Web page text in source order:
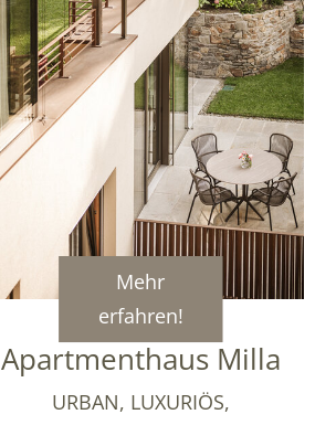
Mehr
erfahren!
Apartmenthaus Milla
URBAN, LUXURIÖS,